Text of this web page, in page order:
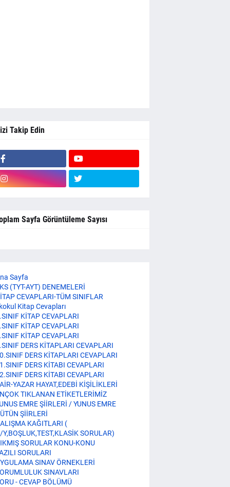
Takip Edin
Sayfa Görüntüleme Sayısı
Sayfa
(TYT-AYT) DENEMELERİ
CEVAPLARI-TÜM SINIFLAR
Kitap Cevapları
KİTAP CEVAPLARI
KİTAP CEVAPLARI
KİTAP CEVAPLARI
DERS KİTAPLARI CEVAPLARI
DERS KİTAPLARI CEVAPLARI
DERS KİTABI CEVAPLARI
DERS KİTABI CEVAPLARI
YAZAR HAYAT,EDEBİ KİŞİLİKLERİ
TIKLANAN ETİKETLERİMİZ
EMRE ŞİİRLERİ / YUNUS EMRE
ŞİİRLERİ
KAĞITLARI (
Y,BOŞLUK,TEST,KLASİK SORULAR)
SORULAR KONU-KONU
SORULARI
SINAV ÖRNEKLERİ
SINAVLARI
- CEVAP BÖLÜMÜ